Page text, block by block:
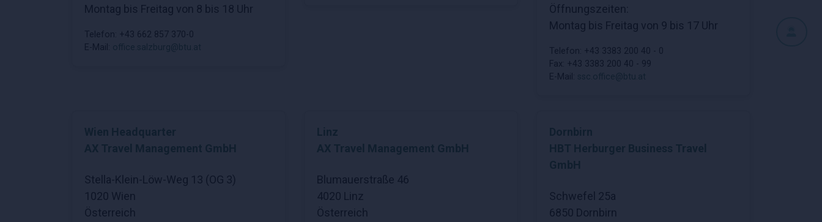
Montag bis Freitag von 8 bis 18 Uhr
Telefon: +43 662 857 370-0
E-Mail:
Öffnungszeiten:
Montag bis Freitag von 9 bis 17 Uhr
Telefon: +43 3383 200 40 - 0
Fax: +43 3383 200 40 - 99
E-Mail:
Stella-Klein-Löw-Weg 13 (OG 3)
1020 Wien
Österreich
Blumauerstraße 46
4020 Linz
Österreich
Schwefel 25a
6850 Dornbirn